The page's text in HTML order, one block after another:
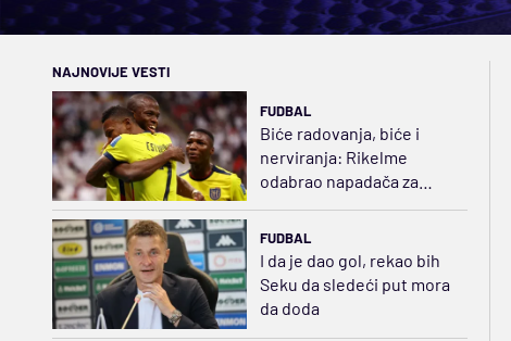
NAJNOVIJE VESTI
FUDBAL
Biće radovanja, biće i
nerviranja: Rikelme
odabrao napadača za
FUDBAL
I da je dao gol, rekao bih
Seku da sledeći put mora
da doda